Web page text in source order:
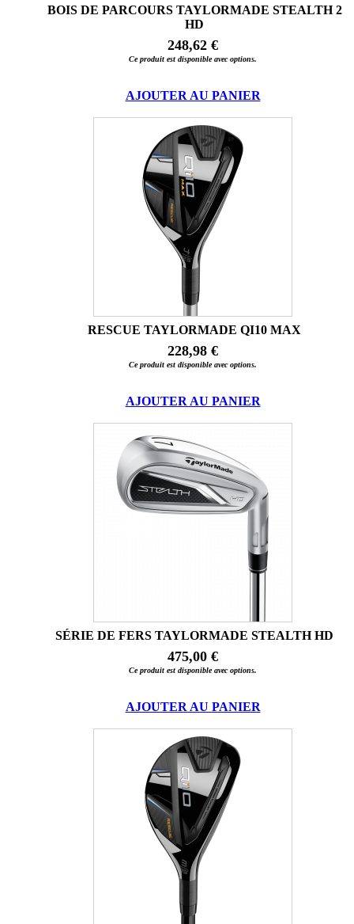
BOIS DE PARCOURS TAYLORMADE STEALTH 2
HD
248,62 €
Ce produit est disponible avec options.
AJOUTER AU PANIER
RESCUE TAYLORMADE QI10 MAX
228,98 €
Ce produit est disponible avec options.
AJOUTER AU PANIER
SÉRIE DE FERS TAYLORMADE STEALTH HD
475,00 €
Ce produit est disponible avec options.
AJOUTER AU PANIER